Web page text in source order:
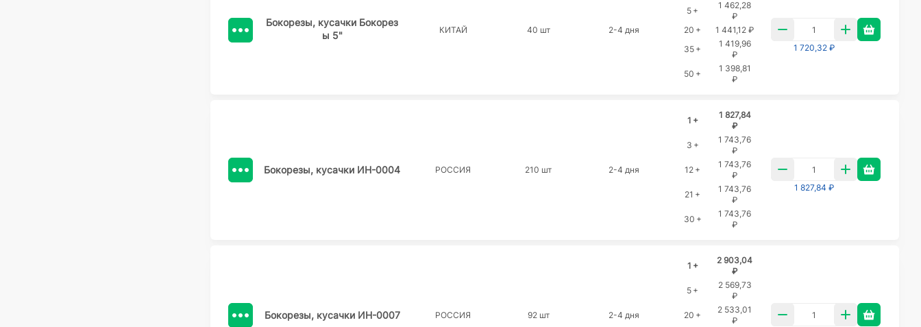
Бокорезы, кусачки Бокорез
ы 5"
КИТАЙ 40 шт 2-4 дня
5 +
1 462,28
₽
20 +
1 441,12 ₽
35 +
1 419,96
₽
50 +
1 398,81
₽
1 720,32 ₽
Бокорезы, кусачки ИН-0004 РОССИЯ 210 шт 2-4 дня
1 +
1 827,84
₽
3 +
1 743,76
₽
12 +
1 743,76
₽
21 +
1 743,76
₽
30 +
1 743,76
₽
1 827,84 ₽
Бокорезы, кусачки ИН-0007 РОССИЯ 92 шт 2-4 дня
1 +
2 903,04
₽
5 +
2 569,73
₽
20 +
2 533,01
₽